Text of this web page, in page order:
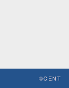
©CENT